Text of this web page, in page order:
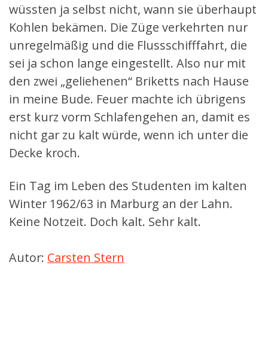
wüssten ja selbst nicht, wann sie überhaupt
Kohlen bekämen. Die Züge verkehrten nur
unregelmäßig und die Flussschifffahrt, die
sei ja schon lange eingestellt. Also nur mit
den zwei „geliehenen“ Briketts nach Hause
in meine Bude. Feuer machte ich übrigens
erst kurz vorm Schlafengehen an, damit es
nicht gar zu kalt würde, wenn ich unter die
Decke kroch.
Ein Tag im Leben des Studenten im kalten
Winter 1962/63 in Marburg an der Lahn.
Keine Notzeit. Doch kalt. Sehr kalt.
Autor: Carsten Stern